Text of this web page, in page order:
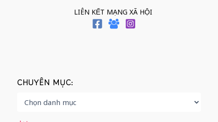
LIÊN KẾT MẠNG XÃ HỘI
CHUYÊN MỤC: